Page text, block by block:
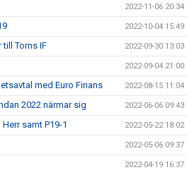
2022-11-06 20:34
2022-10-04 15:49
till Torns IF 2022-09-30 13:03
2022-09-04 21:00
med Euro Finans 2022-08-15 11:04
2022 närmar sig 2022-06-06 09:43
samt P19-1 2022-05-22 18:02
2022-05-06 09:37
2022-04-19 16:37